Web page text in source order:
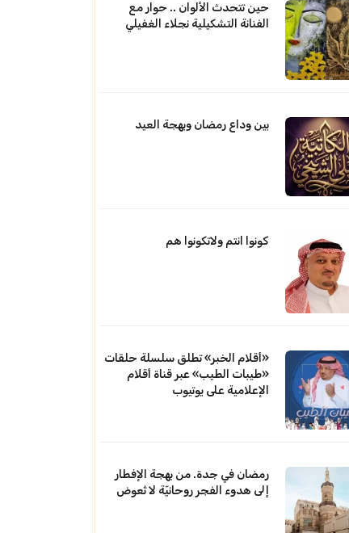
حين تتحدث الألوان .. حوار مع
الفنانة التشكيلية نجلاء الغفيلي
بين وداع رمضان وبهجة العيد
كونوا انتم ولاتكونوا هم
«أقلام الخبر» تطلق سلسلة حلقات
«طيبات الطيب» عبر قناة أقلام
الإعلامية على يوتيوب
رمضان في جدة. من بهجة الإفطار
إلى هدوء الفجر روحانيّة لا تُعوض